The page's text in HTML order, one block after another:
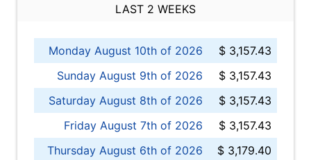
LAST 2 WEEKS
Monday August 10th of 2026
$ 3,157.43
Sunday August 9th of 2026
$ 3,157.43
Saturday August 8th of 2026
$ 3,157.43
Friday August 7th of 2026
$ 3,157.43
Thursday August 6th of 2026
$ 3,179.40